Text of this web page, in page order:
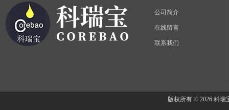
公司简介
在线留言
联系我们
版权所有 © 2026 科